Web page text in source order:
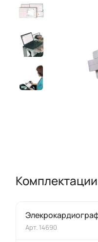
Комплектации
Арт. 14690